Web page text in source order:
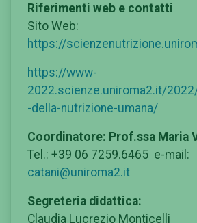
Riferimenti web e contatti
Sito Web:
https://
https://www-
2022.scienze.uniroma2.it/
-della-nutrizione-umana/
Coordinatore: Prof.ssa Maria
Tel.: +39 06 7259.6465 e-mail:
catani@uniroma2.it
Segreteria didattica:
Claudia Lucrezio Monticelli